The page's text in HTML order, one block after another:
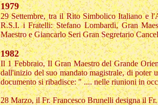
1979
29 Settembre, tra il Rito Simbolico Italiano e
R.S.I. i Fratelli: Stefano Lombardi, Gran
Maestro e Giancarlo Seri Gran Segretario
1982
Il 1 Febbraio, Il Gran Maestro del Grande
dall'inizio del suo mandato magistrale, di poter
documento si ribadisce: " .... nelle riunioni in
28 Marzo, il Fr. Francesco Brunelli designa il